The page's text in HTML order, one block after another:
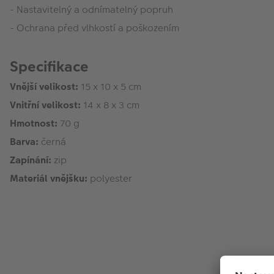
- Nastavitelný a odnímatelný popruh
- Ochrana před vlhkostí a poškozením
Specifikace
Vnější velikost: 15 x 10 x 5 cm
Vnitřní velikost: 14 x 8 x 3 cm
Hmotnost: 70 g
Barva: černá
Zapínání: zip
Materiál vnějšku: polyester